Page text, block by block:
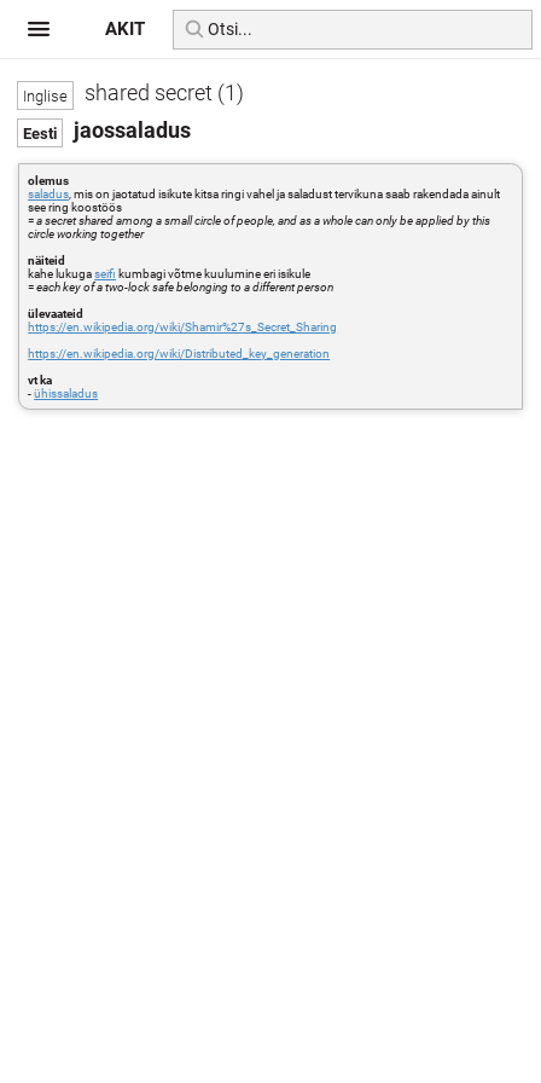
shared secret (1)
jaossaladus
olemus
saladus , mis on jaotatud isikute kitsa ringi vahel ja saladust tervikuna saab rakendada ainult
see ring koostöös
=a secret shared among a small circle of people, and as a whole can only be applied by this
circle working together
näiteid
kahe lukugaseifi kumbagi võtme kuulumine eri isikule
=each key of a two-lock safe belonging to a different person
ülevaateid
https://en.wikipedia.org/wiki/Shamir%27s_Secret_Sharing
https://en.wikipedia.org/wiki/Distributed_key_generation
vt ka
-ühissaladus
AKIT